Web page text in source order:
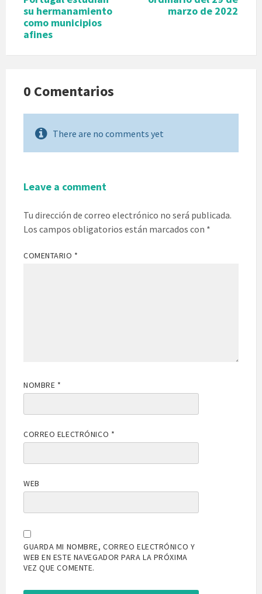
su hermanamiento
como municipios
afines
marzo de 2022
0 Comentarios
There are no comments yet
Leave a comment
Tu dirección de correo electrónico no será publicada.
Los campos obligatorios están marcados con *
COMENTARIO *
NOMBRE *
CORREO ELECTRÓNICO *
WEB
GUARDA MI NOMBRE, CORREO ELECTRÓNICO Y
WEB EN ESTE NAVEGADOR PARA LA PRÓXIMA
VEZ QUE COMENTE.